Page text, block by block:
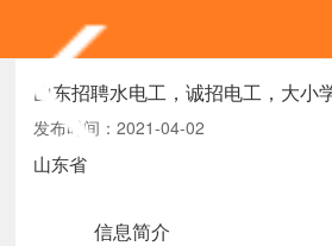
山东招聘水电工，诚招电工，大小
发布时间：2021-04-02
山东省
信息简介